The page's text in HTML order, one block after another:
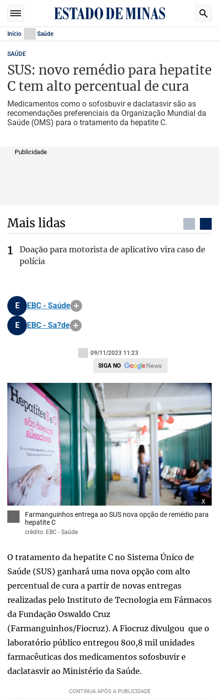
Início Saúde
SAÚDE
SUS: novo remédio para hepatite
C tem alto percentual de cura
Medicamentos como o sofosbuvir e daclatasvir são as
recomendações preferenciais da Organização Mundial da
Saúde (OMS) para o tratamento da hepatite C.
Publicidade
Mais lidas
Doação para motorista de aplicativo vira caso de
polícia
E EBC - Saúde
E EBC - Sa?de
09/11/2023 11:23
SIGA NO
x
Farmanguinhos entrega ao SUS nova opção de remédio para
hepatite C
crédito: EBC - Saúde
O tratamento da hepatite C no Sistema Único de
Saúde (SUS) ganhará uma nova opção com alto
percentual de cura a partir de novas entregas
realizadas pelo Instituto de Tecnologia em Fármacos
da Fundação Oswaldo Cruz
(Farmanguinhos/Fiocruz). A Fiocruz divulgou que o
laboratório público entregou 800,8 mil unidades
farmacêuticas dos medicamentos sofosbuvir e
daclatasvir ao Ministério da Saúde.